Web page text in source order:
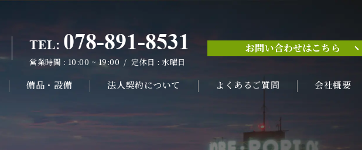
TEL: 078-891-8531
営業時間 : 10:00 ~ 19:00 / 定休日 : 水曜日
お問い合わせはこちら
備品・設備 法人契約について よくあるご質問 会社概要
営業時間 : 10:00 ~ 19:00 / 定休日 : 水曜日